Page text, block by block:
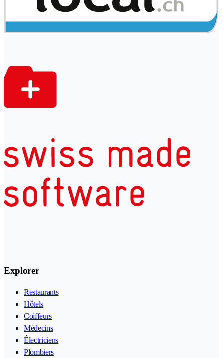
Explorer
Restaurants
Hôtels
Coiffeurs
Médecins
Électriciens
Plombiers